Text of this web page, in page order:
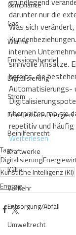
Compliance
Gas
Wärme
Emissionshandel
Digitalisierung
Strom
Erneuerbare Energien
Beihilfenrecht
Kraftwerke
Kälte
Verkehr
Entsorgung/Abfall
Umweltrecht
darunter nur die
Was sich
internen
sinnvolle Ansätze.
bereits, die
Automatisierungs-
überprüfen, ob sie
repetitiv und häufig
Weiterlesen
Tags:
Digitalisierung
Künstliche Intelligenz (KI)
Energie